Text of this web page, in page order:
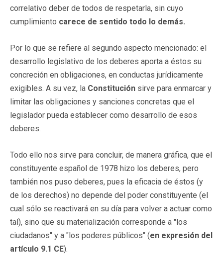
correlativo deber de todos de respetarla, sin cuyo
cumplimiento carece de sentido todo lo demás.
Por lo que se refiere al segundo aspecto mencionado: el
desarrollo legislativo de los deberes aporta a éstos su
concreción en obligaciones, en conductas jurídicamente
exigibles. A su vez, la Constitución sirve para enmarcar y
limitar las obligaciones y sanciones concretas que el
legislador pueda establecer como desarrollo de esos
deberes.
Todo ello nos sirve para concluir, de manera gráfica, que el
constituyente español de 1978 hizo los deberes, pero
también nos puso deberes, pues la eficacia de éstos (y
de los derechos) no depende del poder constituyente (el
cual sólo se reactivará en su día para volver a actuar como
tal), sino que su materialización corresponde a "los
ciudadanos" y a "los poderes públicos" (en expresión del
artículo 9.1 CE).